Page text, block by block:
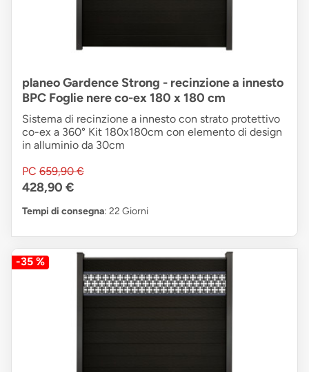
planeo Gardence Strong - recinzione a innesto
BPC Foglie nere co-ex 180 x 180 cm
Sistema di recinzione a innesto con strato protettivo
co-ex a 360° Kit 180x180cm con elemento di design
in alluminio da 30cm
PC 659,90 €
428,90 €
Tempi di consegna: 22 Giorni
-35 %